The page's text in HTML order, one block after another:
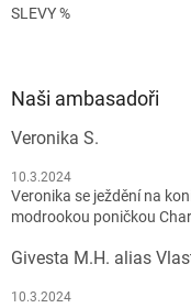
SLEVY %
Naši ambasadoři
Veronika S.
10.3.2024
Veronika se ježdění na
modrookou poničkou
Givesta M.H. alias
10.3.2024